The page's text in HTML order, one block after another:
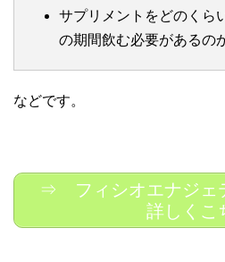
サプリメントをどのくら
の期間飲む必要があるの
などです。
⇒ フィシオエナジェ
詳しくこ